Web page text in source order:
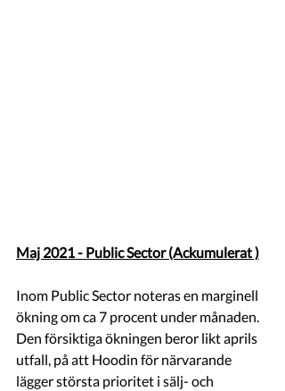
Maj 2021 - Public Sector (Ackumulerat )
Inom Public Sector noteras en marginell
ökning om ca 7 procent under månaden.
Den försiktiga ökningen beror likt aprils
utfall, på att Hoodin för närvarande
lägger största prioritet i sälj- och